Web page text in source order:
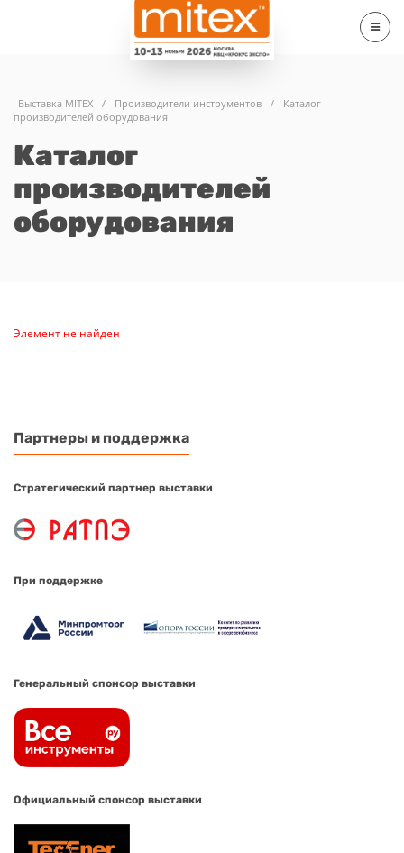
Выставка MITEX / Производители инструментов /
Каталог
производителей оборудования
Каталог
производителей
оборудования
Элемент не найден
Партнеры и поддержка
Стратегический партнер выставки
При поддержке
Генеральный спонсор выставки
Официальный спонсор выставки